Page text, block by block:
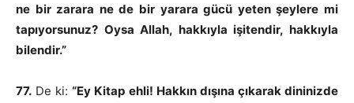
ne bir zarara ne de bir yarara gücü yeten şeylere mi
tapıyorsunuz? Oysa Allah, hakkıyla işitendir, hakkıyla
bilendir.”
77. De ki:“Ey Kitap ehli! Hakkın dışına çıkarak dininizde